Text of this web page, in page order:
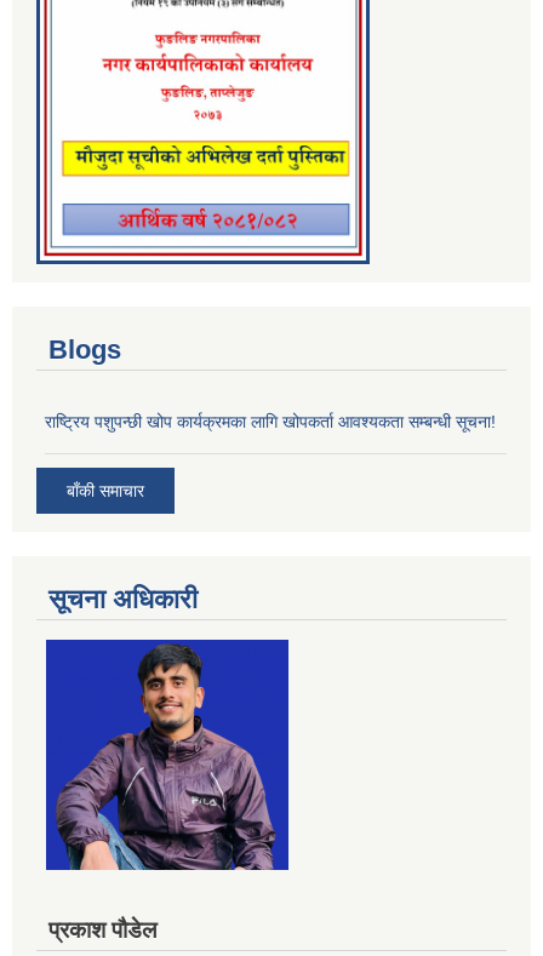
Blogs
राष्ट्रिय पशुपन्छी खोप कार्यक्रमका लागि खोपकर्ता आवश्यकता सम्बन्धी सूचना!
बाँकी समाचार
सूचना अधिकारी
प्रकाश पौडेल